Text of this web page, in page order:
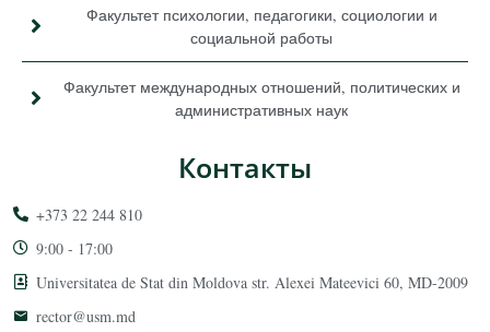
Факультет психологии, педагогики, социологии и
социальной работы
Факультет международных отношений, политических и
административных наук
Контакты
+373 22 244 810
9:00 - 17:00
Universitatea de Stat din Moldova str. Alexei Mateevici 60, MD-2009
rector@usm.md